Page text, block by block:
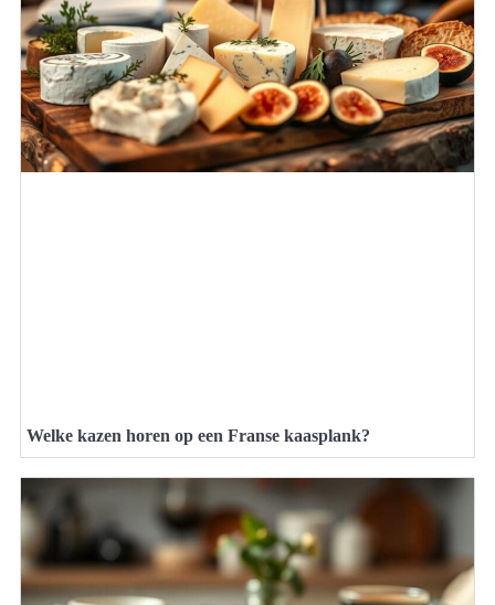
Welke kazen horen op een Franse kaasplank?